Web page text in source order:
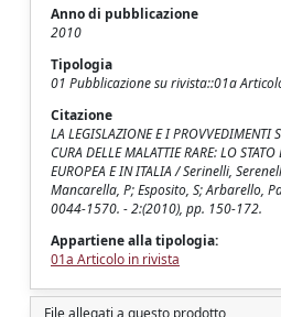
Anno di pubblicazione
2010
Tipologia
01 Pubblicazione su rivista::01a
Citazione
LA LEGISLAZIONE E I PROVVEDIMENTI
CURA DELLE MALATTIE RARE: LO
EUROPEA E IN ITALIA / Serinelli,
Mancarella, P; Esposito, S; Arbarello,
0044-1570. - 2:(2010), pp. 150-172.
Appartiene alla tipologia:
01a Articolo in rivista
File allegati a questo prodotto